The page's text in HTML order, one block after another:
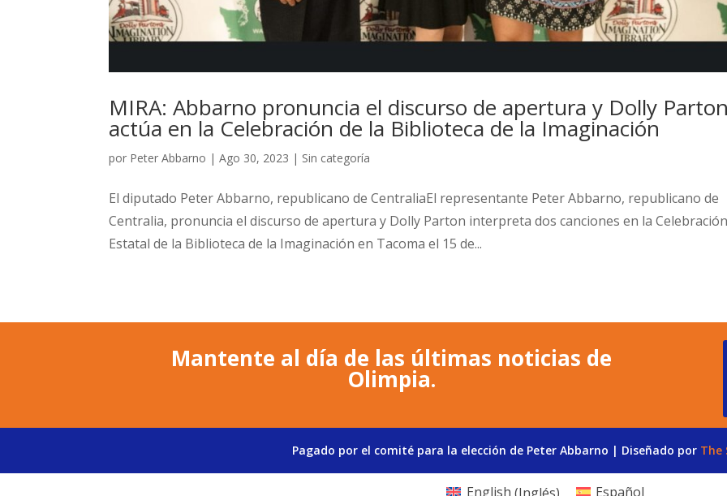
MIRA: Abbarno pronuncia el discurso de apertura y Dolly
actúa en la Celebración de la Biblioteca de la Imaginación
por Peter Abbarno |Ago 30, 2023 | Sin categoría
El diputado Peter Abbarno, republicano de CentraliaEl representante Peter Abbarno, republicano de
Centralia, pronuncia el discurso de apertura y Dolly Parton interpreta dos canciones en la
Estatal de la Biblioteca de la Imaginación en Tacoma el 15 de...
Mantente al día de las últimas noticias de
Olimpia.
Pagado por el comité para la elección de Peter Abbarno | Diseñado por The
English (Inglés) Español